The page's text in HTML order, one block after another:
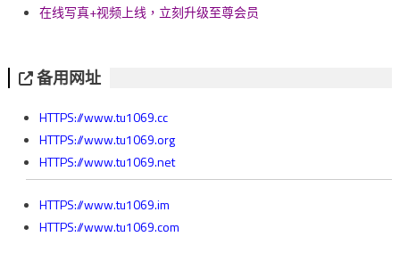
在线写真+视频上线，立刻升级至尊会员
备用网址
HTTPS://www.tu1069.cc
HTTPS://www.tu1069.org
HTTPS://www.tu1069.net
HTTPS://www.tu1069.im
HTTPS://www.tu1069.com